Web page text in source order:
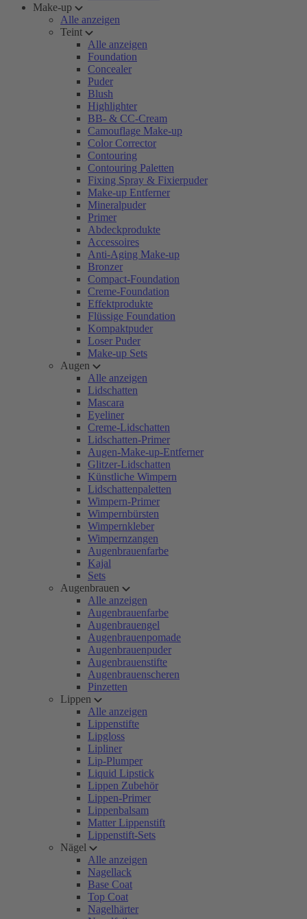
Make-up
Alle anzeigen
Teint
Alle anzeigen
Foundation
Concealer
Puder
Blush
Highlighter
BB- & CC-Cream
Camouflage Make-up
Color Corrector
Contouring
Contouring Paletten
Fixing Spray & Fixierpuder
Make-up Entferner
Mineralpuder
Primer
Abdeckprodukte
Accessoires
Anti-Aging Make-up
Bronzer
Compact-Foundation
Creme-Foundation
Effektprodukte
Flüssige Foundation
Kompaktpuder
Loser Puder
Make-up Sets
Augen
Alle anzeigen
Lidschatten
Mascara
Eyeliner
Creme-Lidschatten
Lidschatten-Primer
Augen-Make-up-Entferner
Glitzer-Lidschatten
Künstliche Wimpern
Lidschattenpaletten
Wimpern-Primer
Wimpernbürsten
Wimpernkleber
Wimpernzangen
Augenbrauenfarbe
Kajal
Sets
Augenbrauen
Alle anzeigen
Augenbrauenfarbe
Augenbrauengel
Augenbrauenpomade
Augenbrauenpuder
Augenbrauenstifte
Augenbrauenscheren
Pinzetten
Lippen
Alle anzeigen
Lippenstifte
Lipgloss
Lipliner
Lip-Plumper
Liquid Lipstick
Lippen Zubehör
Lippen-Primer
Lippenbalsam
Matter Lippenstift
Lippenstift-Sets
Nägel
Alle anzeigen
Nagellack
Base Coat
Top Coat
Nagelhärter